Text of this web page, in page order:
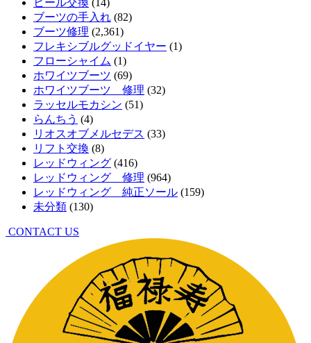
ブーツの手入れ (82)
ブーツ修理 (2,361)
フレキシブルグッドイヤー (1)
フローシャイム (1)
ホワイツブーツ (69)
ホワイツブーツ 修理 (32)
ラッセルモカシン (51)
らんちう (4)
リオスオブメルセデス (33)
リフト交換 (8)
レッドウィング (416)
レッドウィング 修理 (964)
レッドウィング 純正ソール (159)
未分類 (130)
CONTACT US